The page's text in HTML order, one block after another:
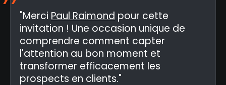
"Merci Paul Raimond pour cette
invitation ! Une occasion unique de
comprendre comment capter
l'attention au bon moment et
transformer efficacement les
prospects en clients."